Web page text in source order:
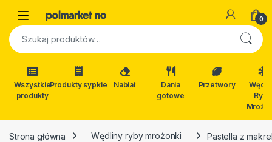
Open 0
Szukaj:
Wszystkie
produkty
Produkty sypkie Nabiał
Dania
gotowe
Przetwory
Ryby
Strona główna Wędliny ryby mrożonki Pastella z